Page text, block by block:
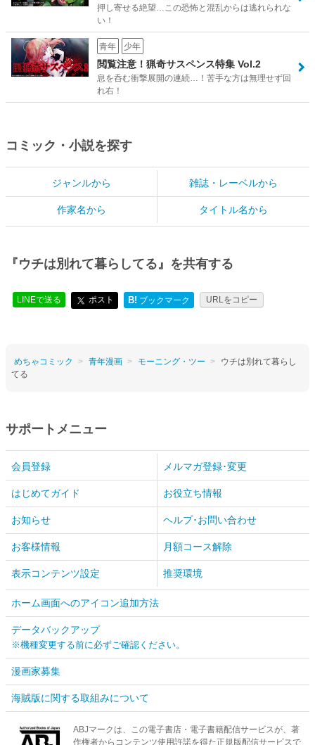
押し寄せる絶望…この恐怖と混乱からは逃れられな
い！
青年 少年
閲覧注意！猟奇サスペンス特集 Vol.2
息を呑む衝撃展開の連続…！苦手な方は無理せず回
れ右！
コミック・小説を探す
ジャンルから 雑誌・レーベルから
作家名から タイトル名から
『ウチは別れて暮らしてる』を共有する
LINEで送る ポスト B! ブックマーク URLをコピー
めちゃコミック 青年漫画 モーニング・ツー
ウチは別れて暮らし
てる
サポートメニュー
会員登録 メルマガ登録･変更
はじめてガイド お役立ち情報
お知らせ ヘルプ･お問い合わせ
お客様情報 月額コース解除
表示コンテンツ設定 推奨環境
ホーム画面へのアイコン追加方法
データバックアップ
※機種変更する前に必ずご確認ください。
漫画家募集
海賊版に関する取組みについて
ABJマークは、この電子書店・電子書籍配信サービスが、著
作権者からコンテンツ使用許諾を得た正規版配信サービスで